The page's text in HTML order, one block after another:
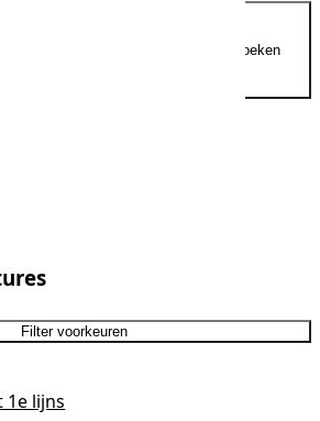
Zoeken
Filter voorkeuren
1e lijns